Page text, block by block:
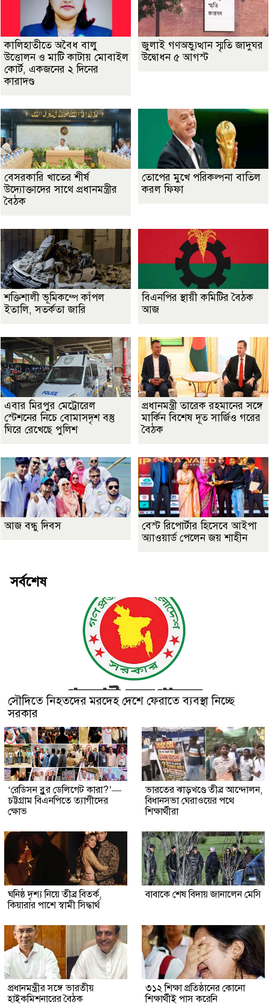
কালিহাতীতে অবৈধ বালু
উত্তোলন ও মাটি কাটায় মোবাইল
কোর্ট, একজনের ২ দিনের
কারাদণ্ড
জুলাই গণঅভ্যুত্থান স্মৃতি জাদুঘর
উদ্বোধন ৫ আগস্ট
বেসরকারি খাতের শীর্ষ
উদ্যোক্তাদের সাথে প্রধানমন্ত্রীর
বৈঠক
তোপের মুখে পরিকল্পনা বাতিল
করল ফিফা
শক্তিশালী ভূমিকম্পে কাঁপল
ইতালি, সতর্কতা জারি
বিএনপির স্থায়ী কমিটির বৈঠক
আজ
এবার মিরপুর মেট্রোরেল
স্টেশনের নিচে বোমাসদৃশ বস্তু
ঘিরে রেখেছে পুলিশ
প্রধানমন্ত্রী তারেক রহমানের সঙ্গে
মার্কিন বিশেষ দূত সার্জিও গরের
বৈঠক
আজ বন্ধু দিবস
বেস্ট রিপোর্টার হিসেবে আইপা
অ্যাওয়ার্ড পেলেন জয় শাহীন
সর্বশেষ
সৌদিতে নিহতদের মরদেহ দেশে ফেরাতে ব্যবস্থা নিচ্ছে
সরকার
‘রেডিসন ব্লুর ডেলিগেট কারা?’—
চট্টগ্রাম বিএনপিতে ত্যাগীদের
ক্ষোভ
ভারতের ঝাড়খণ্ডে তীব্র আন্দোলন,
বিধানসভা ঘেরাওয়ের পথে
শিক্ষার্থীরা
ঘনিষ্ঠ দৃশ্য নিয়ে তীব্র বিতর্ক,
কিয়ারার পাশে স্বামী সিদ্ধার্থ
বাবাকে শেষ বিদায় জানালেন মেসি
প্রধানমন্ত্রীর সঙ্গে ভারতীয়
হাইকমিশনারের বৈঠক
৩১২ শিক্ষা প্রতিষ্ঠানের কোনো
শিক্ষার্থীই পাস করেনি